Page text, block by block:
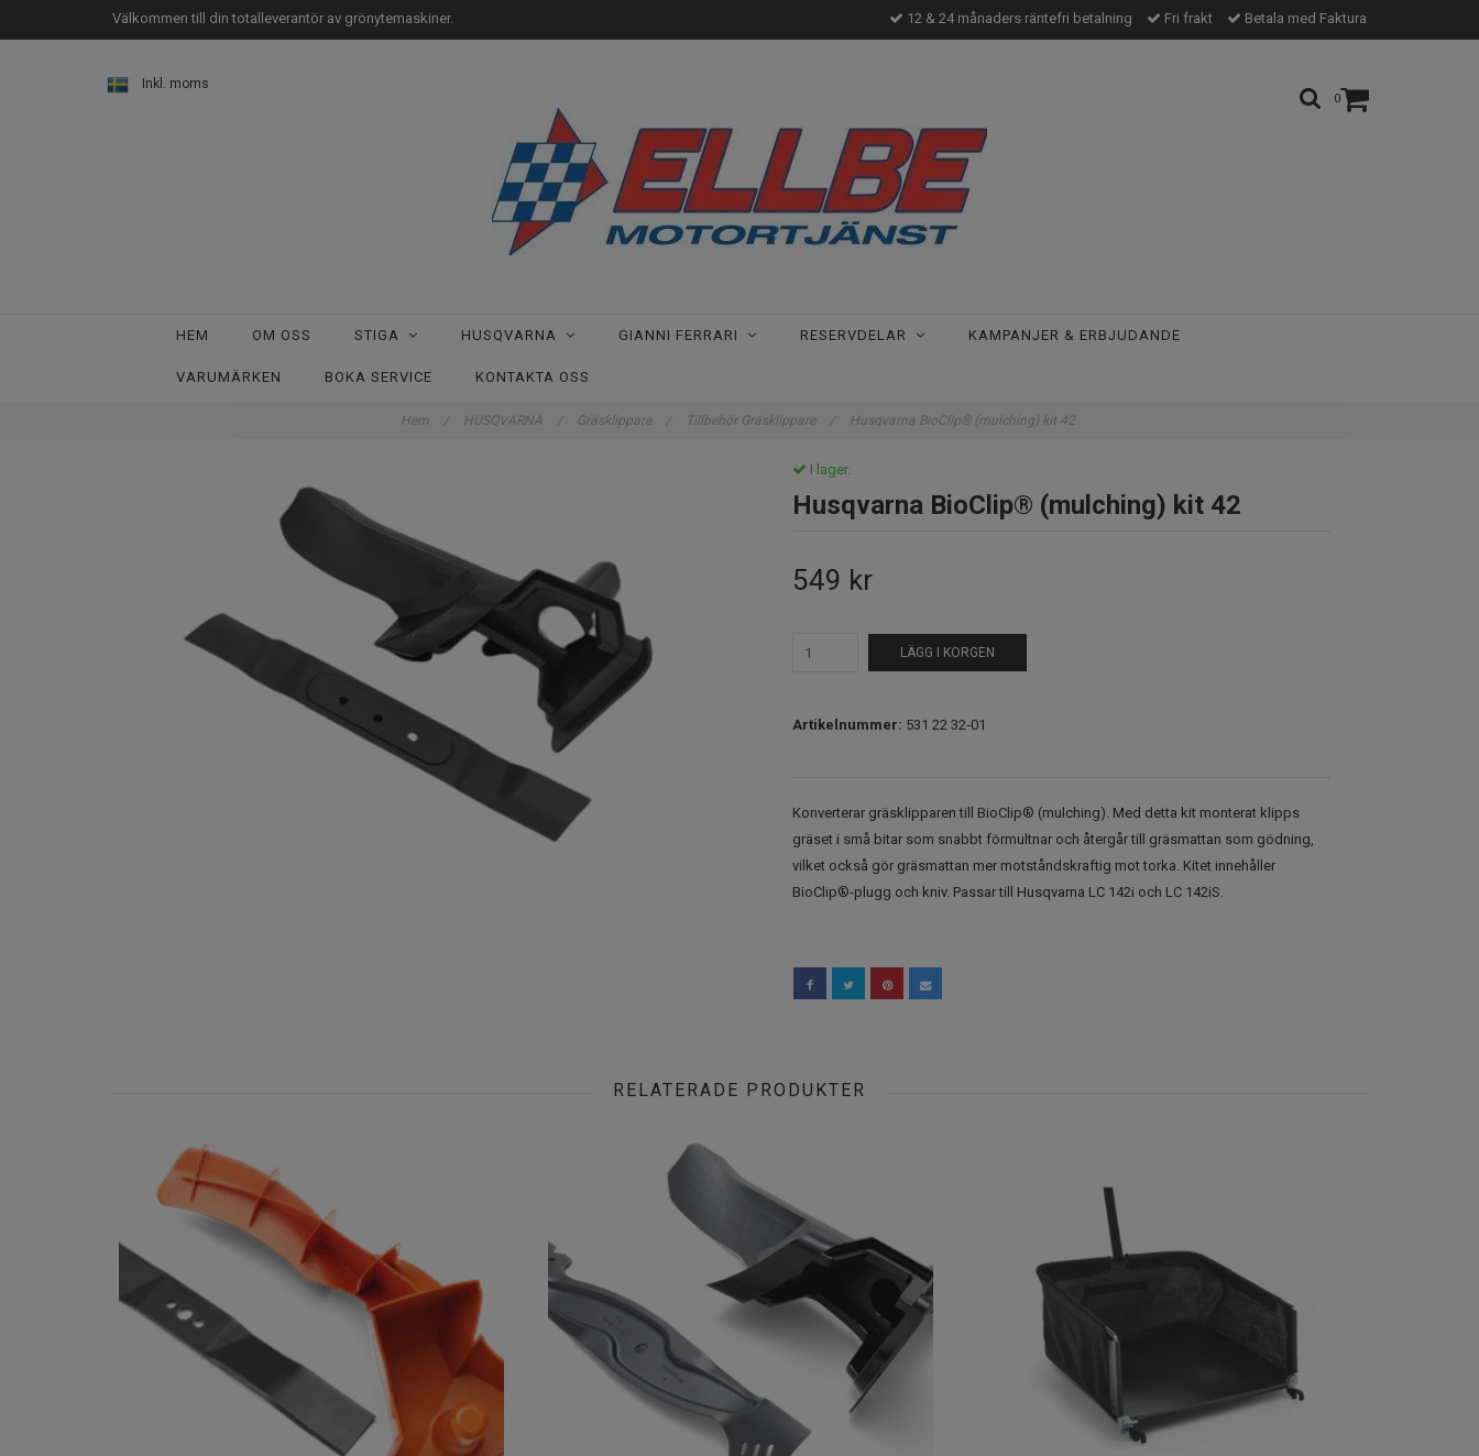
Välkommen till din totalleverantör av grönytemaskiner. 12 & 24 månaders räntefri betalning Fri frakt Betala med Faktura
0
Inkl. moms
HEM OM OSS STIGA HUSQVARNA GIANNI FERRARI RESERVDELAR KAMPANJER & ERBJUDANDE
VARUMÄRKEN BOKA SERVICE KONTAKTA OSS
Hem / HUSQVARNA / Gräsklippare / Tillbehör Gräsklippare / Husqvarna BioClip® (mulching) kit 42
I lager.
Husqvarna BioClip® (mulching) kit 42
549 kr
LÄGG I KORGEN
Artikelnummer: 531 22 32‑01
Konverterar gräsklipparen till BioClip® (mulching). Med detta kit monterat klipps
gräset i små bitar som snabbt förmultnar och återgår till gräsmattan som gödning,
vilket också gör gräsmattan mer motståndskraftig mot torka. Kitet innehåller
BioClip®-plugg och kniv. Passar till Husqvarna LC 142i och LC 142iS.
RELATERADE PRODUKTER